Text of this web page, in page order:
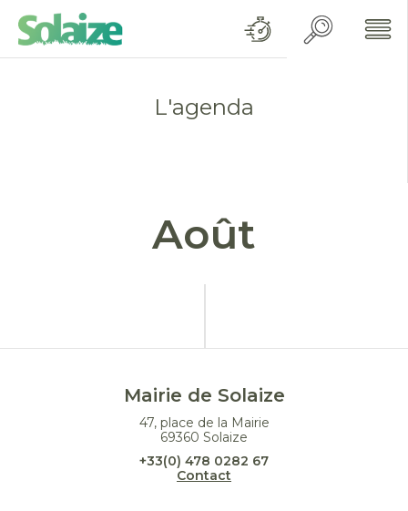
L'agenda
Août
Mairie de Solaize
47, place de la Mairie
69360 Solaize
+33(0) 478 0282 67
Contact